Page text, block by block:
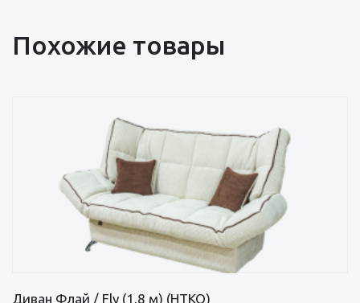
Похожие товары
Диван Флай / Fly (1,8 м) (НТКО)